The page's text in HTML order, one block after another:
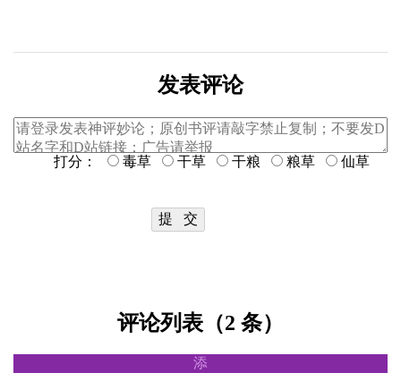
发表评论
打分： 毒草 干草 干粮 粮草 仙草
评论列表（2 条）
添